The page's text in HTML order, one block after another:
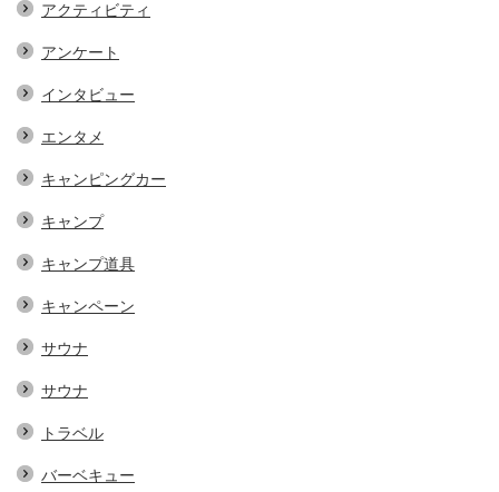
アクティビティ
アンケート
インタビュー
エンタメ
キャンピングカー
キャンプ
キャンプ道具
キャンペーン
サウナ
サウナ
トラベル
バーベキュー